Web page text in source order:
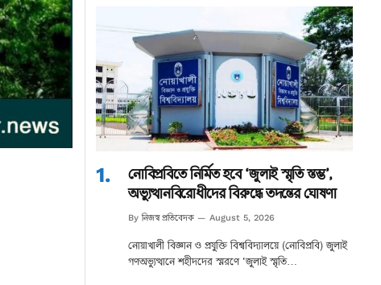
নোবিপ্রবিতে নির্মিত হবে ‘জুলাই স্মৃতি স্তম্ভ’,
অভ্যুত্থানবিরোধীদের বিরুদ্ধে তদন্তের ঘোষণা
By নিজস্ব প্রতিবেদক August 5, 2026
নোয়াখালী বিজ্ঞান ও প্রযুক্তি বিশ্ববিদ্যালয়ে (নোবিপ্রবি) জুলাই
গণঅভ্যুত্থানে শহীদদের স্মরণে ‘জুলাই স্মৃতি…